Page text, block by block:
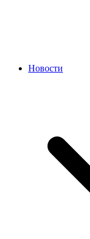
Новости